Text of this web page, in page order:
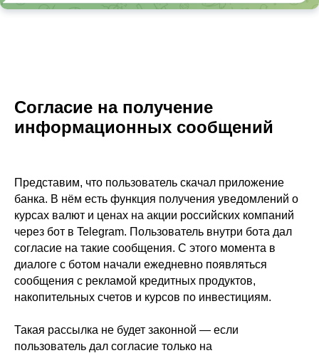
Согласие на получение
информационных сообщений
Представим, что пользователь скачал приложение
банка. В нём есть функция получения уведомлений о
курсах валют и ценах на акции российских компаний
через бот в Telegram. Пользователь внутри бота дал
согласие на такие сообщения. С этого момента в
диалоге с ботом начали ежедневно появляться
сообщения с рекламой кредитных продуктов,
накопительных счетов и курсов по инвестициям.
Такая рассылка не будет законной — если
пользователь дал согласие только на